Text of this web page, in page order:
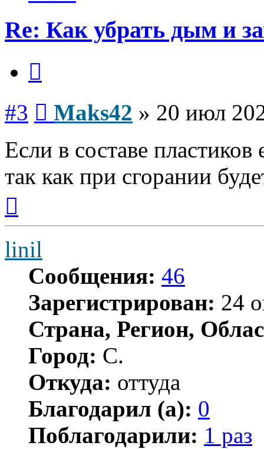
Re: Как убрать дым и
#3 Maks42 » 20 июл
Если в составе
так как при сгорании
началу
linil
Сообщения: 46
Зарегистрирован: 24
Страна, Регион,
Город: С.
Откуда: оттуда
Благодарил (а): 0
Поблагодарили: 1 раз